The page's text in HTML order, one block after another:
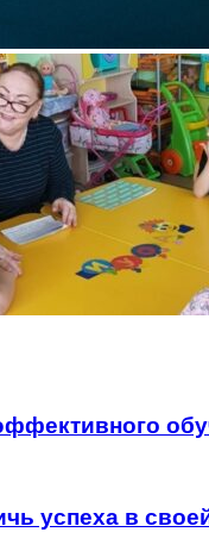
успеха в